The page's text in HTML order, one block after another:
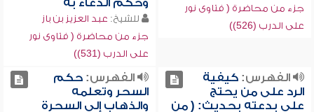
جزء من محاضرة ( فتاوى نور
على الدرب (526))
وحكم الدعاء به
للشيخ: عبد العزيز بن باز
جزء من محاضرة ( فتاوى نور
على الدرب (531))
الفهرس:كيفية
الرد على من يحتج
على بدعته بحديث: ( من
الفهرس:حكم
السحر وتعلمه
والذهاب إلى السحرة